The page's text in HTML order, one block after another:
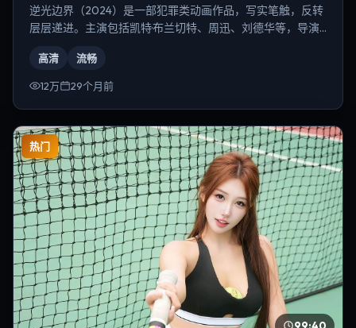
逆光边界（2024）是一部犯罪类动画作品，写实笔触，反转
层层递进。主演包括凯特·布兰切特、周迅、刘德华等，导演
高清 流畅
12万 29个月前
热门
99:40